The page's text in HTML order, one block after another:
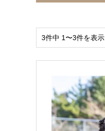
3件中 1〜3件を表示